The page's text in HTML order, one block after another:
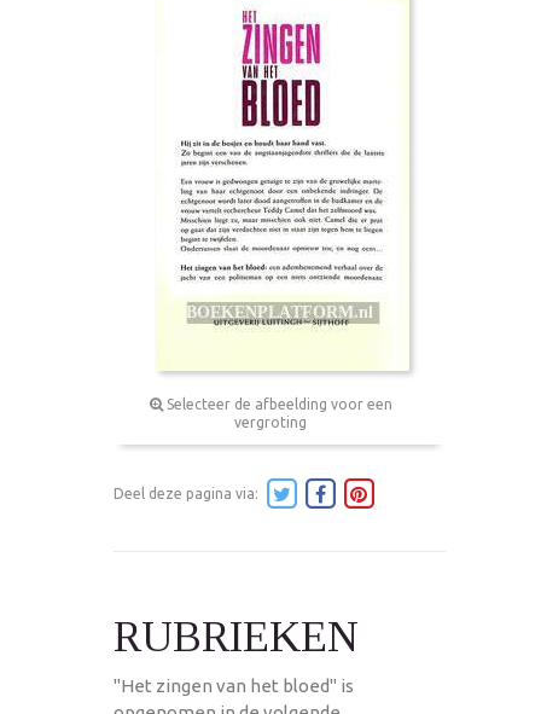
Selecteer de afbeelding voor een
vergroting
Deel deze pagina via:
RUBRIEKEN
"Het zingen van het bloed" is